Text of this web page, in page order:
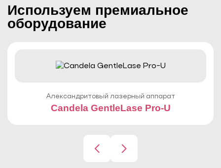
Используем премиальное
оборудование
Александритовый лазерный аппарат
Candela GentleLase Pro-U